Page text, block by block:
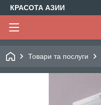
КРАСОТА АЗИИ
Товари та послуги